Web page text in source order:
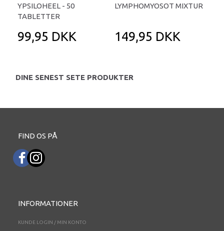
YPSILOHEEL - 50
TABLETTER
99,95 DKK
LYMPHOMYOSOT MIXTUR
149,95 DKK
DINE SENEST SETE PRODUKTER
FIND OS PÅ
INFORMATIONER
KUNDE LOGIN / MIN KONTO